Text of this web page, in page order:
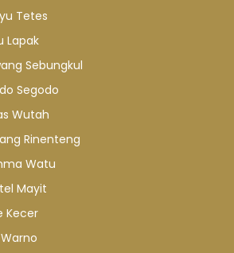
Tetes
Lapak
Sebungkul
Segodo
Wutah
Rinenteng
Watu
Mayit
Kecer